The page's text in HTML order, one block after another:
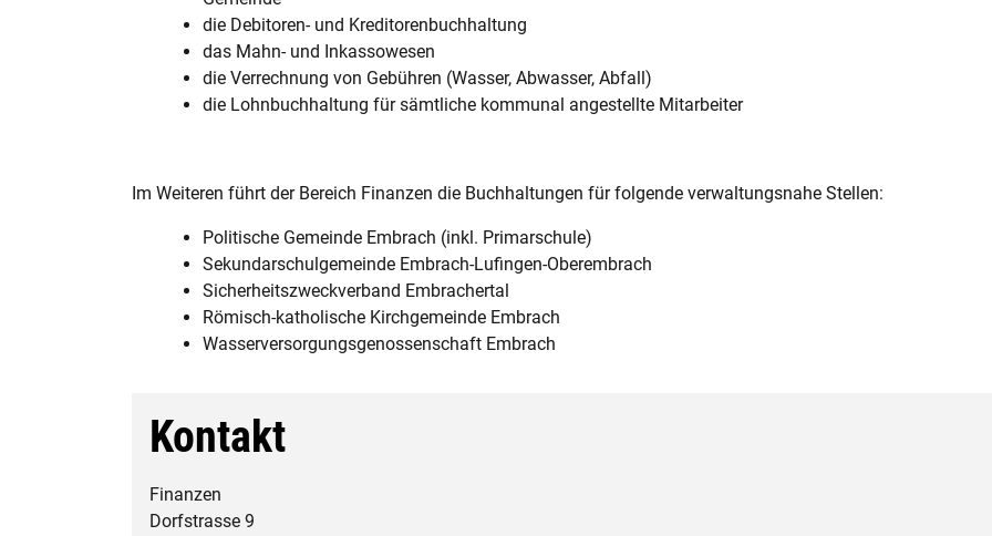
die Debitoren- und Kreditorenbuchhaltung
das Mahn- und Inkassowesen
die Verrechnung von Gebühren (Wasser, Abwasser, Abfall)
die Lohnbuchhaltung für sämtliche kommunal angestellte Mitarbeiter
Im Weiteren führt der Bereich Finanzen die Buchhaltungen für folgende verwaltungsnahe Stellen:
Politische Gemeinde Embrach (inkl. Primarschule)
Sekundarschulgemeinde Embrach-Lufingen-Oberembrach
Sicherheitszweckverband Embrachertal
Römisch-katholische Kirchgemeinde Embrach
Wasserversorgungsgenossenschaft Embrach
Kontakt
Finanzen
Dorfstrasse 9